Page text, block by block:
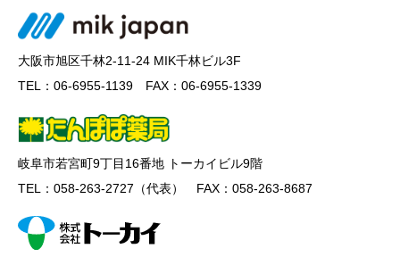
大阪市旭区千林2-11-24 MIK千林ビル3F
TEL：06-6955-1139 FAX：06-6955-1339
岐阜市若宮町9丁目16番地 トーカイビル9階
TEL：058-263-2727（代表） FAX：058-263-8687